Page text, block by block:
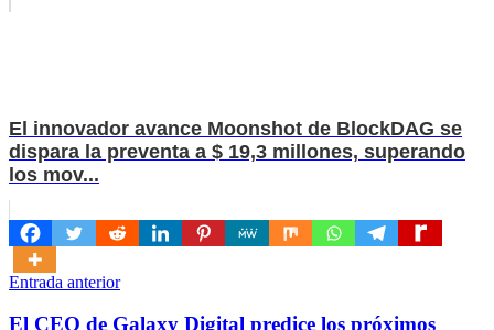
El innovador avance Moonshot de BlockDAG se
dispara la preventa a $ 19,3 millones, superando
los mov...
Navegación
de
Entrada anterior
El CEO de Galaxy Digital predice los próximos